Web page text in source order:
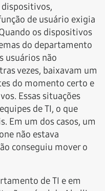
de usuário exigia
os dispositivos
do departamento
usuários não
vezes, baixavam um
do momento certo e
Essas situações
de TI, o que
Em um dos casos, um
não estava
conseguiu mover o
de TI e em